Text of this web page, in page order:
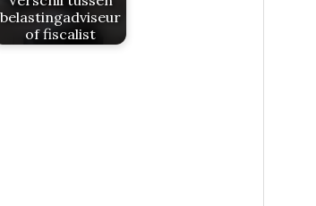
belastingadviseur
of fiscalist